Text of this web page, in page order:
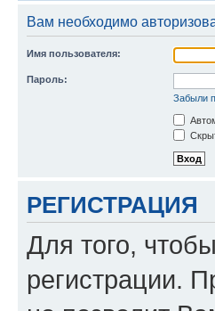
Вам необходимо
Имя пользователя:
Пароль:
Забыли
РЕГИСТРАЦИЯ
Для того,
регистрации.